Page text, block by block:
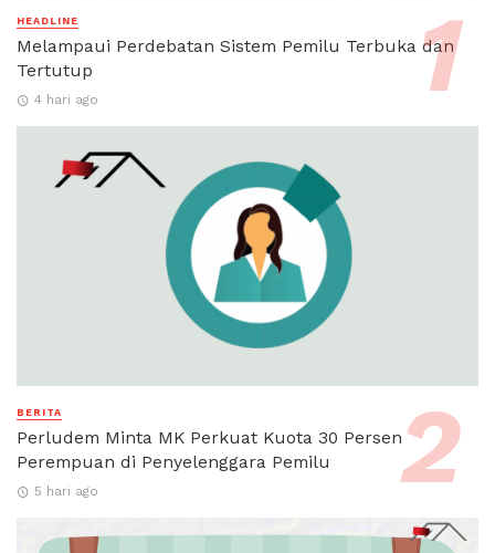
HEADLINE
Melampaui Perdebatan Sistem Pemilu Terbuka dan
Tertutup
4 hari ago
BERITA
Perludem Minta MK Perkuat Kuota 30 Persen
Perempuan di Penyelenggara Pemilu
5 hari ago